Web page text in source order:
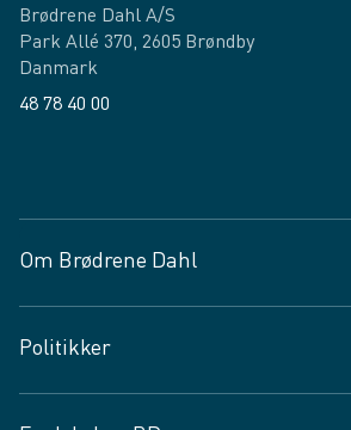
Brødrene Dahl A/S
Park Allé 370, 2605 Brøndby
Danmark
48 78 40 00
Om Brødrene Dahl
Vagttelefon 30 10 89 89
Spørgsmål og svar
Politikker